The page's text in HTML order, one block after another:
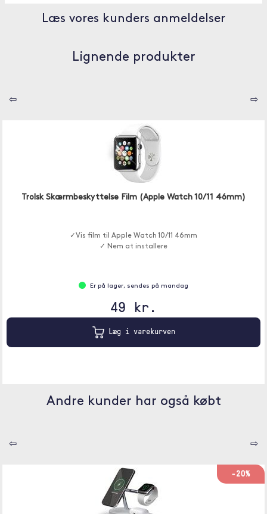
Læs vores kunders anmeldelser
Lignende produkter
⇦ ⇨
Trolsk Skærmbeskyttelse Film (Apple Watch 10/11 46mm)
✓Vis film til Apple Watch 10/11 46mm
✓ Nem at installere
Er på lager, sendes på mandag
49 kr.
Læg i varekurven
Andre kunder har også købt
⇦ ⇨
-20%